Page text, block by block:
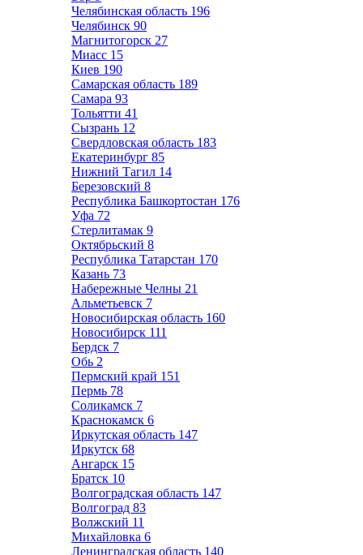
Челябинская область 196
Челябинск 90
Магнитогорск 27
Миасс 15
Киев 190
Самарская область 189
Самара 93
Тольятти 41
Сызрань 12
Свердловская область 183
Екатеринбург 85
Нижний Тагил 14
Березовский 8
Республика Башкортостан 176
Уфа 72
Стерлитамак 9
Октябрьский 8
Республика Татарстан 170
Казань 73
Набережные Челны 21
Альметьевск 7
Новосибирская область 160
Новосибирск 111
Бердск 7
Обь 2
Пермский край 151
Пермь 78
Соликамск 7
Краснокамск 6
Иркутская область 147
Иркутск 68
Ангарск 15
Братск 10
Волгоградская область 147
Волгоград 83
Волжский 11
Михайловка 6
Ленинградская область 140